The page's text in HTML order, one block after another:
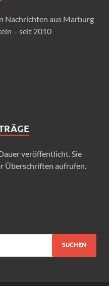
Nachrichten aus Marburg
– seit 2010
veröffentlicht. Sie
Überschriften aufrufen.